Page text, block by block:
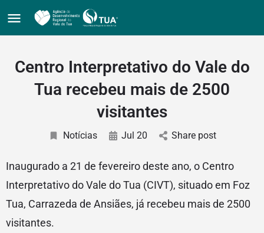
Centro Interpretativo do Vale do
Tua recebeu mais de 2500
visitantes
Notícias Jul 20 Share post
Inaugurado a 21 de fevereiro deste ano, o Centro
Interpretativo do Vale do Tua (CIVT), situado em Foz
Tua, Carrazeda de Ansiães, já recebeu mais de 2500
visitantes.